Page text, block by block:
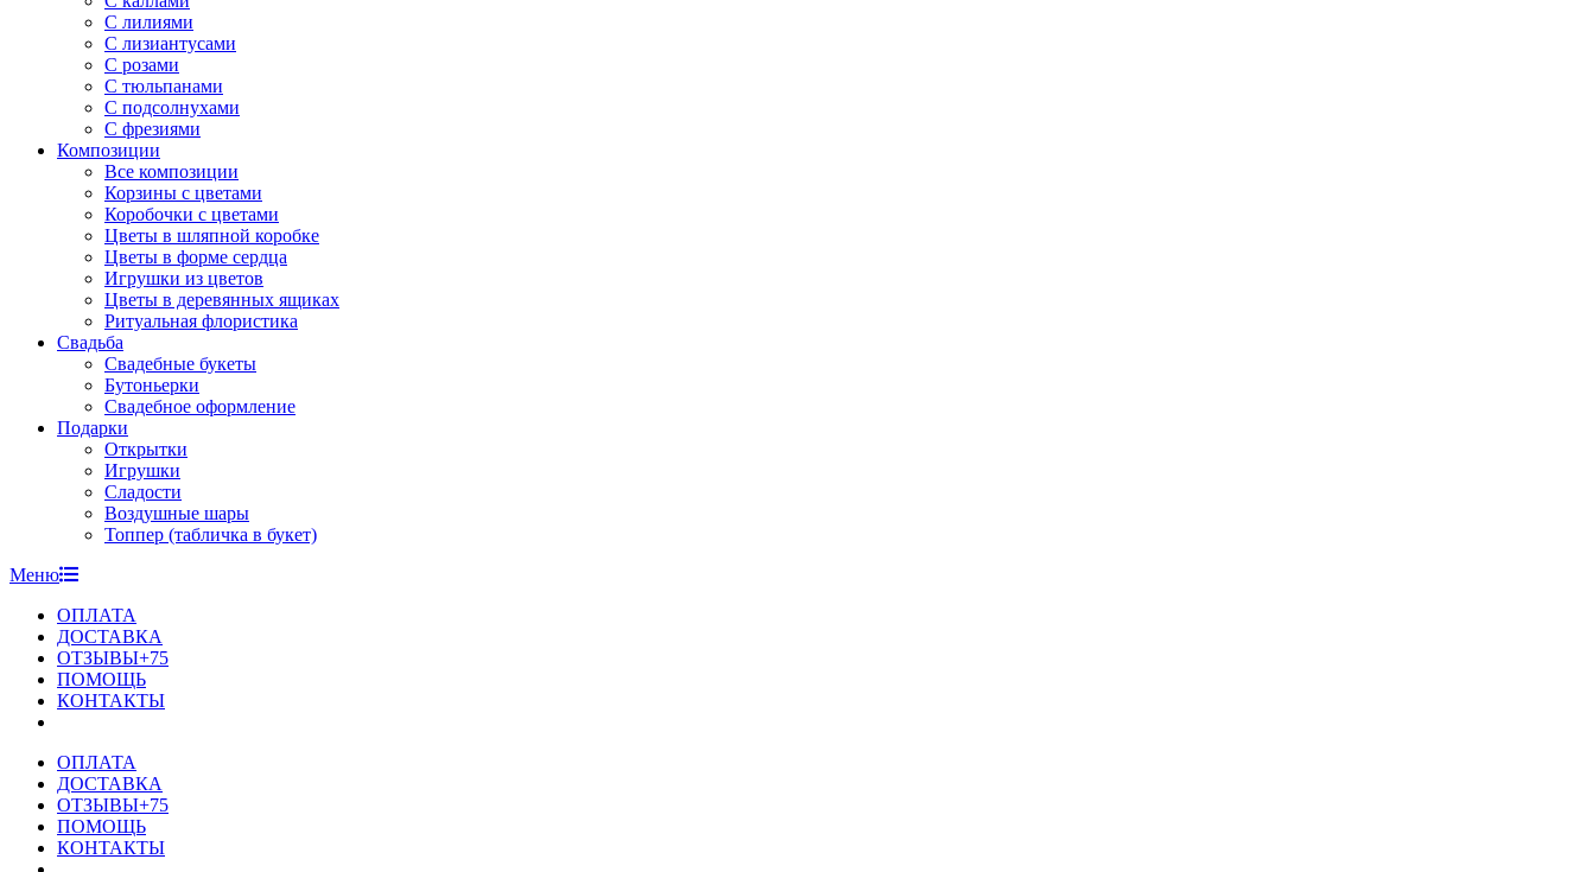
С лилиями
С лизиантусами
С розами
С тюльпанами
С подсолнухами
С фрезиями
Композиции
Все композиции
Корзины с цветами
Коробочки с цветами
Цветы в шляпной коробке
Цветы в форме сердца
Игрушки из цветов
Цветы в деревянных ящиках
Ритуальная флористика
Свадьба
Свадебные букеты
Бутоньерки
Свадебное оформление
Подарки
Открытки
Игрушки
Сладости
Воздушные шары
Топпер (табличка в букет)
Меню
ОПЛАТА
ДОСТАВКА
ОТЗЫВЫ+75
ПОМОЩЬ
КОНТАКТЫ
ОПЛАТА
ДОСТАВКА
ОТЗЫВЫ+75
ПОМОЩЬ
КОНТАКТЫ